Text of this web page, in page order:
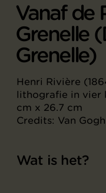
Vanaf de
Grenelle
Grenelle)
Henri Rivière
lithografie in vier
cm x 26.7 cm
Credits: Van
Wat is het?